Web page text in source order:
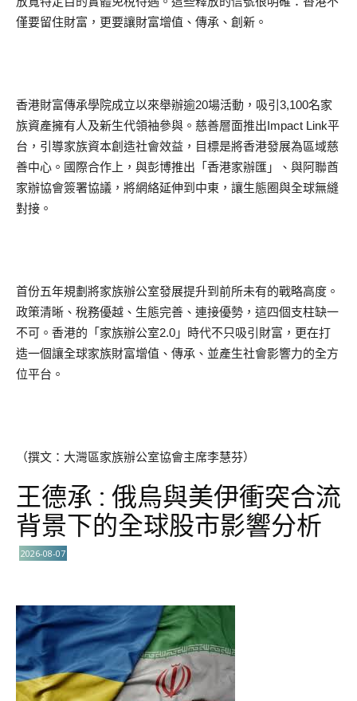
僅要留住財富，更要讓財富增值、傳承、創新。
香港財富傳承學院成立以來舉辦逾20場活動，吸引3,100名家
族資產擁有人及新生代領袖參與。慈善層面推出Impact Link平
台，引導家族資本創造社會效益，目標是將香港發展為區域慈
善中心。國際合作上，與彭博推出「香港家辦匯」、與阿聯酋
家辦協會簽署協議，將網絡延伸到中東，讓生態圈與全球無縫
對接。
首份五年規劃將家族辦公室發展提升到前所未有的戰略高度。
政策清晰、稅務優越、生態完善、連接優勢，這四個支柱缺一
不可。香港的「家族辦公室2.0」時代不只吸引財富，更在打
造一個讓全球家族財富增值、傳承、並產生社會影響力的全方
位平台。
（撰文：大灣區家族辦公室協會主席李慧芬）
王德承 : 俄烏與美伊衝突合流
背景下的全球股市影響分析
2026-08-07